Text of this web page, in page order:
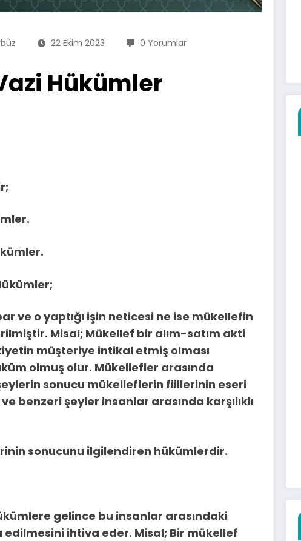
22 Ekim 2023 0 Yorumlar
Hükümler
ve o yaptığı işin neticesi ne ise mükellefin
Misal; Mükellef bir alım-satım akti
müşteriye intikal etmiş olması
olmuş olur. Mükellefler arasında
sonucu mükelleflerin fiillerinin eseri
benzeri şeyler insanlar arasında karşılıklı
sonucunu ilgilendiren hükümlerdir.
gelince bu insanlar arasındaki
ihtiva eder. Misal; Bir mükellef